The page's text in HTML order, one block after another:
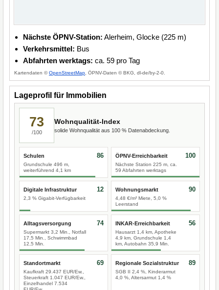
Nächste ÖPNV-Station: Alerheim, Glocke (225 m)
Verkehrsmittel: Bus
Abfahrten werktags: ca. 59 pro Tag
Kartendaten ©OpenStreetMap , ÖPNV-Daten © BKG, dl-de/by-2-0.
Lageprofil für Immobilien
73
/100
Wohnqualität-Index
solide Wohnqualität aus 100 % Datenabdeckung.
Schulen
Grundschule 496 m,
weiterführend 4,1 km
86 ÖPNV-Erreichbarkeit
Nächste Station 225 m, ca.
59 Abfahrten werktags
100
Digitale Infrastruktur
2,3 % Gigabit-Verfügbarkeit
12 Wohnungsmarkt
4,48 €/m² Miete, 5,0 %
Leerstand
90
Alltagsversorgung
Supermarkt 3,2 Min., Notfall
17,5 Min., Schwimmbad
12,5 Min.
74 INKAR-Erreichbarkeit
Hausarzt 1,4 km, Apotheke
4,9 km, Grundschule 1,4
km, Autobahn 35,9 Min.
56
Standortmarkt
Kaufkraft 29.437 EUR/Ew.,
Steuerkraft 1.047 EUR/Ew.,
Einzelhandel 7.534
69 Regionale Sozialstruktur
SGB II 2,4 %, Kinderarmut
4,0 %, Altersarmut 1,4 %
89